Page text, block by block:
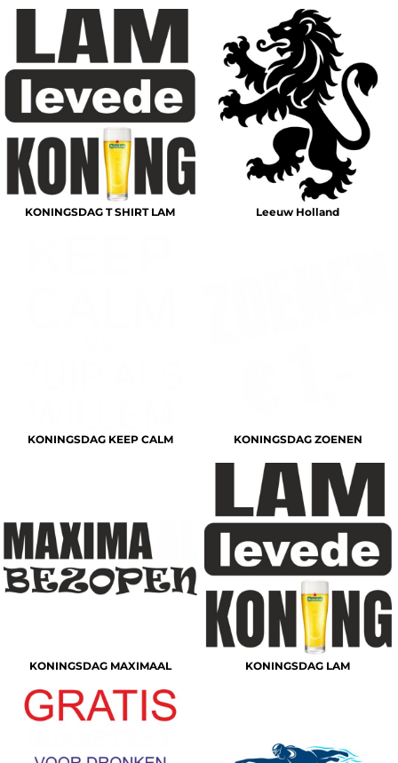
KONINGSDAG T SHIRT LAM Leeuw Holland
KONINGSDAG KEEP CALM KONINGSDAG ZOENEN
KONINGSDAG MAXIMAAL KONINGSDAG LAM